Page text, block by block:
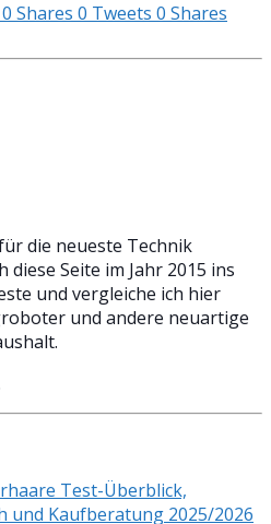
0 Shares 0 Tweets 0 Shares
die neueste Technik
Seite im Jahr 2015 ins
und vergleiche ich hier
und andere neuartige
Test-Überblick,
und Kaufberatung 2025/2026